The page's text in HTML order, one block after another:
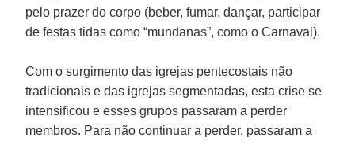
pelo prazer do corpo (beber, fumar, dançar, participar
de festas tidas como “mundanas”, como o Carnaval).
Com o surgimento das igrejas pentecostais não
tradicionais e das igrejas segmentadas, esta crise se
intensificou e esses grupos passaram a perder
membros. Para não continuar a perder, passaram a